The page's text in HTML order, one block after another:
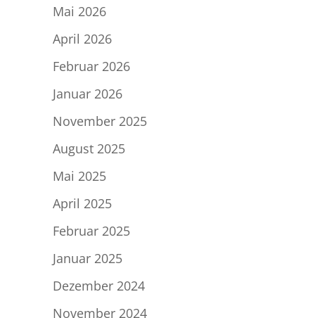
Mai 2026
April 2026
Februar 2026
Januar 2026
November 2025
August 2025
Mai 2025
April 2025
Februar 2025
Januar 2025
Dezember 2024
November 2024